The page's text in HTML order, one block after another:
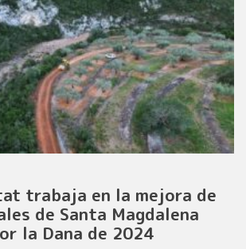
trabaja en la mejora de
de Santa Magdalena
la Dana de 2024